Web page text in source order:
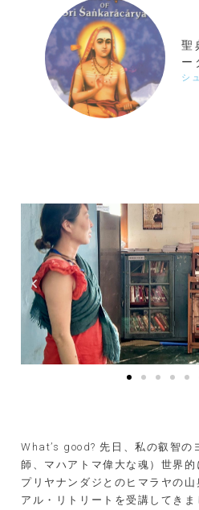
聖
ー
シ
What’s good?先日、私の叡智の
師、マハアトマ偉大な魂）世界
プリヤナンダジとのヒマラヤの
アル・リトリートを受講してき